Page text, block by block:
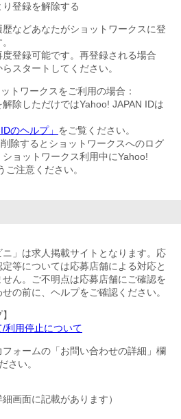
り登録を解除する
などあなたがショットワークスに登
登録可能です。再登録される場合
スタートしてください。
トワークスをご利用の場合：
除しただけではYahoo! JAPAN IDは
のヘルプ」 をご覧ください。
除するとショットワークスへのログ
ョットワークス利用中にYahoo!
ご注意ください。
ニ」は求人掲載サイトとなります。応
等については応募店舗による対応と
ん。ご不明点は応募店舗にご確認を
の前に、ヘルプをご確認ください。
利用停止について
ォームの「お問い合わせの詳細」欄
さい。
画面に記載があります）